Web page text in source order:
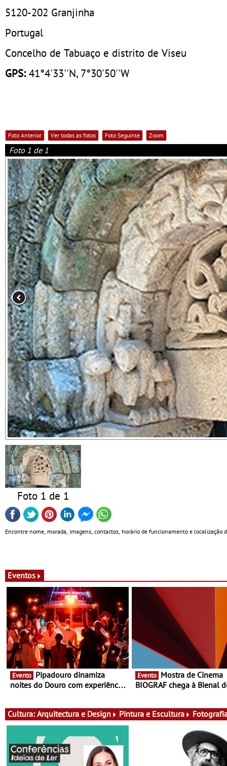
5120-202 Granjinha
Portugal
Concelho de Tabuaço e distrito de Viseu
GPS:41°4'33''N, 7°30'50''W
Foto Anterior Ver todas as fotos Foto Seguinte Zoom
Foto 1 de 1
Foto 1 de 1
Encontre nome, morada, imagens, contactos, horário de funcionamento e localização
Eventos
Evento
noites do Douro com experiência
Evento
BIOGRAF chega à Bienal
práticas artísticas
Cultura: Arquitectura e Design Pintura e Escultura